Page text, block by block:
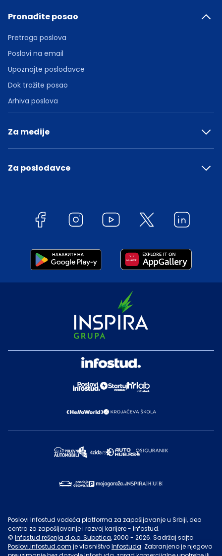
Pronađite posao
Pretraga poslova
Poslovi na email
Upoznajte poslodavce
Dok tražite posao
Arhiva poslova
Za medije
Za poslodavce
Poslovi Infostud vodeća platforma za zapošljavanje u Srbiji, deo
centra za zapošljavanje i razvoj karijere - Infostud.
© Infostud rešenja d.o.o. Subotica, 2000 - 2026. Sadržaj sajta
Poslovi.infostud.com je vlasništvoInfostuda. Zabranjeno je njegovo